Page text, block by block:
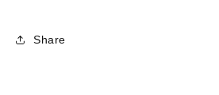
Share